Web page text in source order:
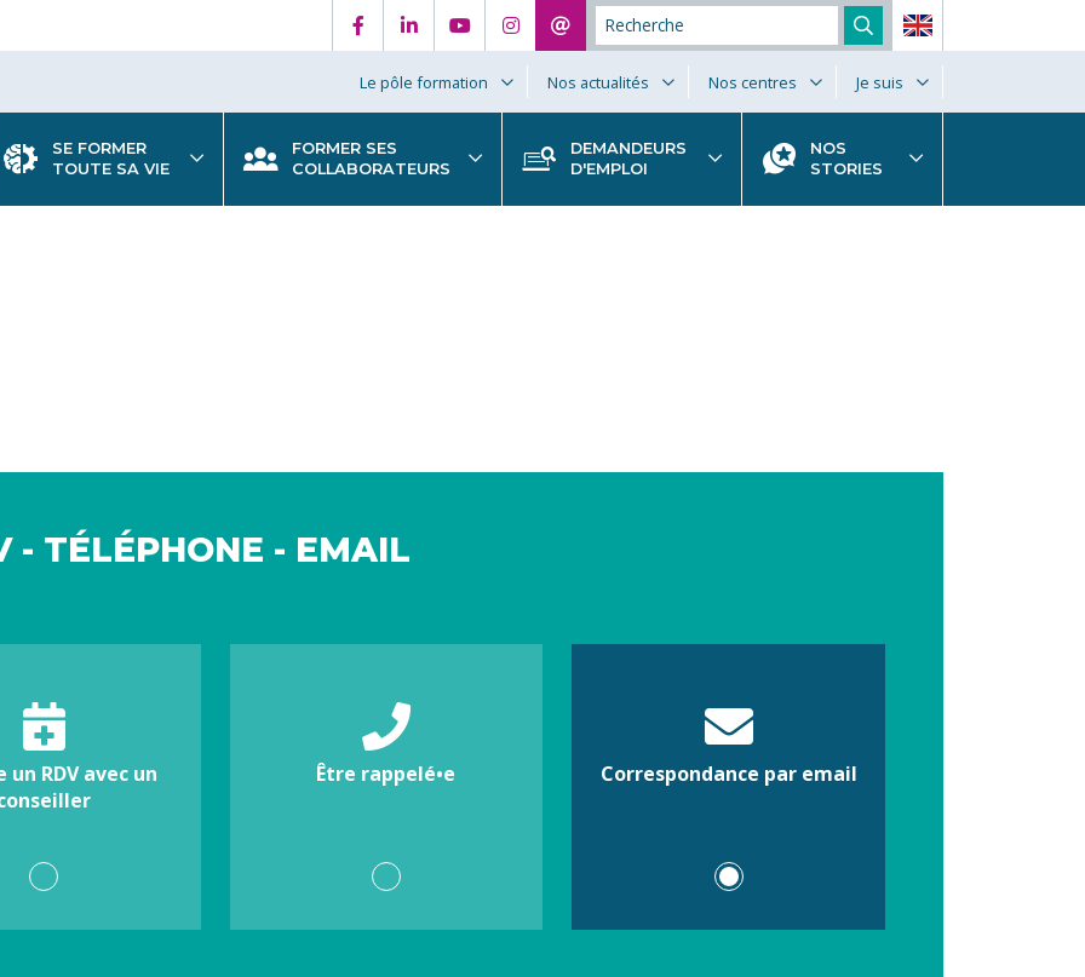
Le pôle formation Nos actualités Nos centres Je suis
SE FORMER
TOUTE SA VIE
FORMER SES
COLLABORATEURS
DEMANDEURS
D'EMPLOI
NOS
STORIES
- TÉLÉPHONE - EMAIL
un RDV avec un
Être rappelé•e Correspondance par email